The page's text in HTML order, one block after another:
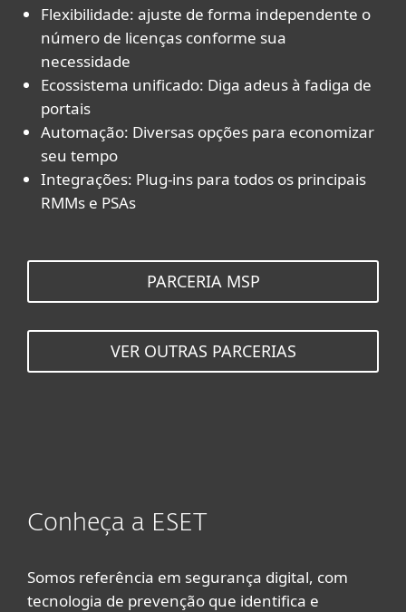
Flexibilidade: ajuste de forma independente o
número de licenças conforme sua
necessidade
Ecossistema unificado: Diga adeus à fadiga de
portais
Automação: Diversas opções para economizar
seu tempo
Integrações: Plug-ins para todos os principais
RMMs e PSAs
PARCERIA MSP
VER OUTRAS PARCERIAS
Conheça a ESET
Somos referência em segurança digital, com
tecnologia de prevenção que identifica e